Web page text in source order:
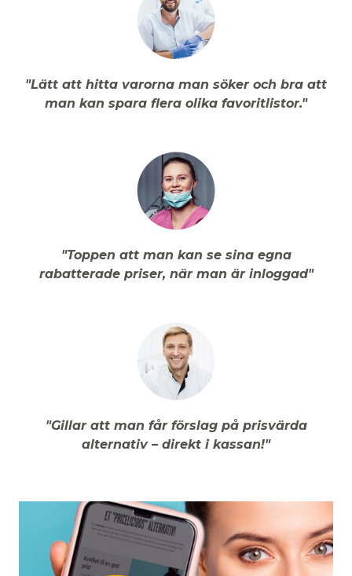
"Lätt att hitta varorna man söker och bra att
man kan spara flera olika favoritlistor."
"Toppen att man kan se sina egna
rabatterade priser, när man är inloggad"
"Gillar att man får förslag på prisvärda
alternativ – direkt i kassan!"